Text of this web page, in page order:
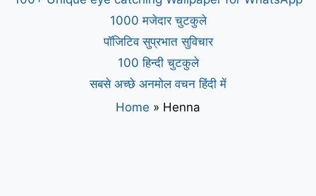
1000 मजेदार चुटकुले
पॉजिटिव सुप्रभात सुविचार
100 हिन्दी चुटकुले
सबसे अच्छे अनमोल वचन हिंदी में
Home » Henna